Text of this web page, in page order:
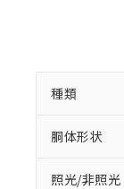
種類
胴体形状
照光/非照光